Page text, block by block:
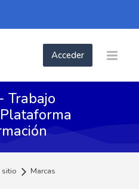
Acceder
Trabajo
sitio
Marcas